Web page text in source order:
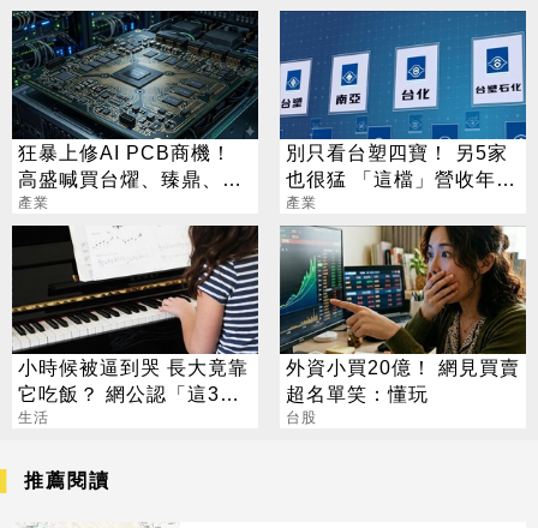
狂暴上修AI PCB商機！
高盛喊買台燿、臻鼎、台
產業
別只看台塑四寶！ 另5家
也很猛 「這檔」營收年增
衝7倍
產業
小時候被逼到哭 長大竟靠
它吃飯？ 網公認「這3
招」最划算
生活
外資小買20億！ 網見買賣
超名單笑：懂玩
台股
推薦閱讀